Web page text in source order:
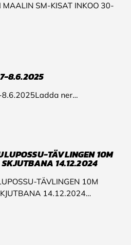
MAALIN SM-KISAT INKOO 30-
7-8.6.2025
8.6.2025Ladda ner…
TÄVLINGEN 10M
14.12.2024
TÄVLINGEN 10M
14.12.2024…